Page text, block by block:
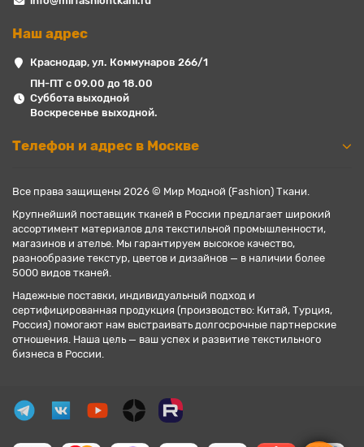
Наш адрес
Краснодар, ул. Коммунаров 266/1
ПН-ПТ с 09.00 до 18.00
Суббота выходной
Воскресенье выходной.
Телефон и адрес в Москве
Все права защищены 2026 © Мир Модной (Fashion) Ткани.
Крупнейший поставщик тканей в России предлагает широкий
ассортимент материалов для текстильной промышленности,
магазинов и ателье. Мы гарантируем высокое качество,
разнообразие текстур, цветов и дизайнов — в наличии более
5000 видов тканей.
Надежные поставки, индивидуальный подход и
сертифицированная продукция (производство: Китай, Турция,
Россия) помогают нам выстраивать долгосрочные партнерские
отношения. Наша цель — ваш успех и развитие текстильного
бизнеса в России.